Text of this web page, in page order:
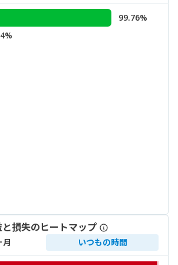
99.76%
損失のヒートマップ
月 いつもの時間